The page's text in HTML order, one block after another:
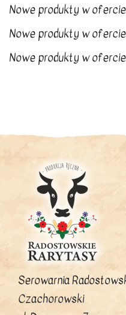
Nowe produkty w
Nowe produkty w
Nowe produkty w ofercie
Serowarnia
Czachorowski